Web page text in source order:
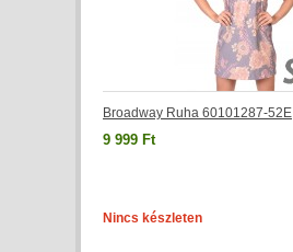
Broadway Ruha 60101287-52E
9 999 Ft
Nincs készleten